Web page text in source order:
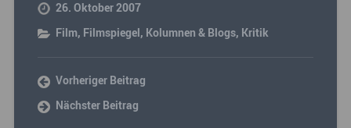
26. Oktober 2007
Film, Filmspiegel, Kolumnen & Blogs, Kritik
Vorheriger Beitrag
Nächster Beitrag